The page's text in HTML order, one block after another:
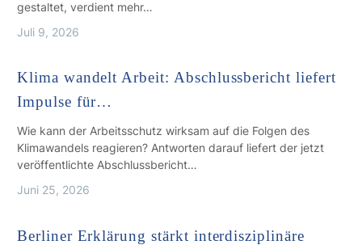
gestaltet, verdient mehr…
Juli 9, 2026
Klima wandelt Arbeit: Abschlussbericht liefert
Impulse für…
Wie kann der Arbeitsschutz wirksam auf die Folgen des
Klimawandels reagieren? Antworten darauf liefert der jetzt
veröffentlichte Abschlussbericht…
Juni 25, 2026
Berliner Erklärung stärkt interdisziplinäre